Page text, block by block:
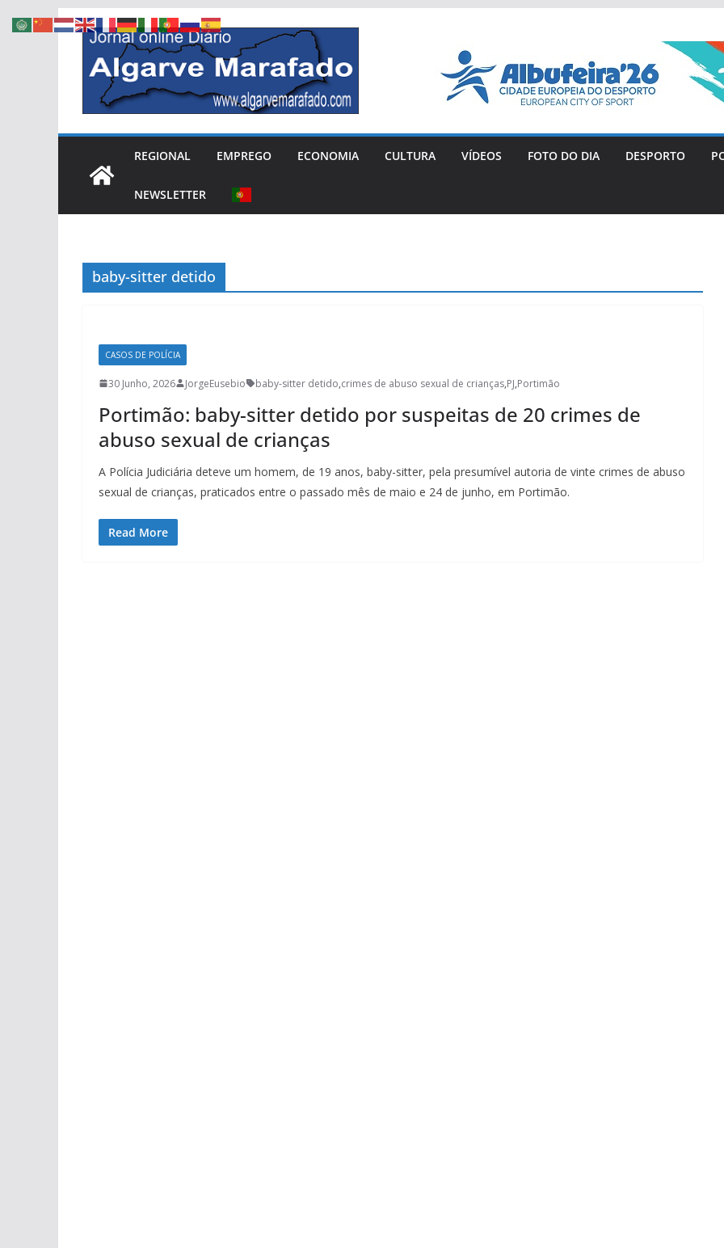
Skip
content
REGIONAL EMPREGO ECONOMIA CULTURA VÍDEOS FOTO DO DIA DESPORTO
NEWSLETTER
baby-sitter detido
CASOS DE POLÍCIA
30 Junho, 2026 JorgeEusebio baby-sitter detido,crimes de abuso sexual de crianças,PJ,Portimão
Portimão: baby-sitter detido por suspeitas de 20 crimes de
abuso sexual de crianças
A Polícia Judiciária deteve um homem, de 19 anos, baby-sitter, pela presumível autoria de vinte crimes de abuso
sexual de crianças, praticados entre o passado mês de maio e 24 de junho, em Portimão.
Read More